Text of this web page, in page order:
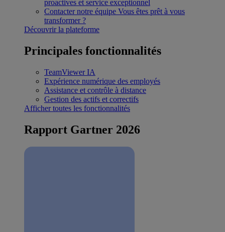
proactives et service exceptionnel
Contacter notre équipe Vous êtes prêt à vous
transformer ?
Découvrir la plateforme
Principales fonctionnalités
TeamViewer IA
Expérience numérique des employés
Assistance et contrôle à distance
Gestion des actifs et correctifs
Afficher toutes les fonctionnalités
Rapport Gartner 2026